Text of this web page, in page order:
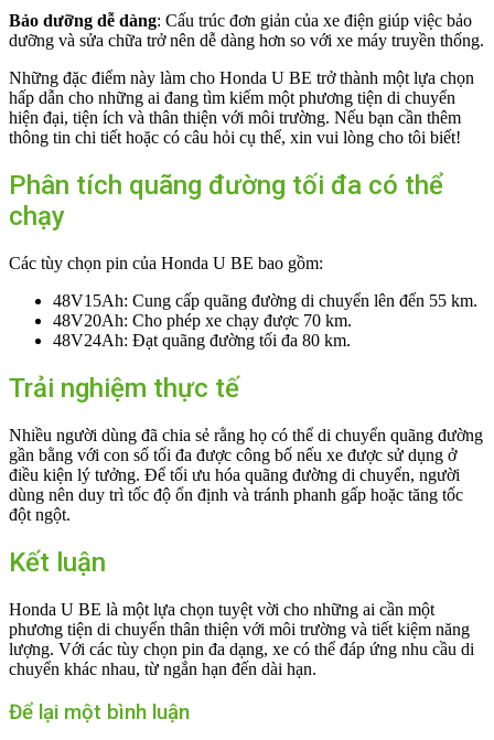
Bảo dưỡng dễ dàng: Cấu trúc đơn giản của xe điện giúp việc bảo
dưỡng và sửa chữa trở nên dễ dàng hơn so với xe máy truyền thống.
Những đặc điểm này làm cho Honda U BE trở thành một lựa chọn
hấp dẫn cho những ai đang tìm kiếm một phương tiện di chuyển
hiện đại, tiện ích và thân thiện với môi trường. Nếu bạn cần thêm
thông tin chi tiết hoặc có câu hỏi cụ thể, xin vui lòng cho tôi biết!
Phân tích quãng đường tối đa có thể
chạy
Các tùy chọn pin của Honda U BE bao gồm:
48V15Ah: Cung cấp quãng đường di chuyển lên đến 55 km.
48V20Ah: Cho phép xe chạy được 70 km.
48V24Ah: Đạt quãng đường tối đa 80 km.
Trải nghiệm thực tế
Nhiều người dùng đã chia sẻ rằng họ có thể di chuyển quãng đường
gần bằng với con số tối đa được công bố nếu xe được sử dụng ở
điều kiện lý tưởng. Để tối ưu hóa quãng đường di chuyển, người
dùng nên duy trì tốc độ ổn định và tránh phanh gấp hoặc tăng tốc
đột ngột.
Kết luận
Honda U BE là một lựa chọn tuyệt vời cho những ai cần một
phương tiện di chuyển thân thiện với môi trường và tiết kiệm năng
lượng. Với các tùy chọn pin đa dạng, xe có thể đáp ứng nhu cầu di
chuyển khác nhau, từ ngắn hạn đến dài hạn.
Để lại một bình luận